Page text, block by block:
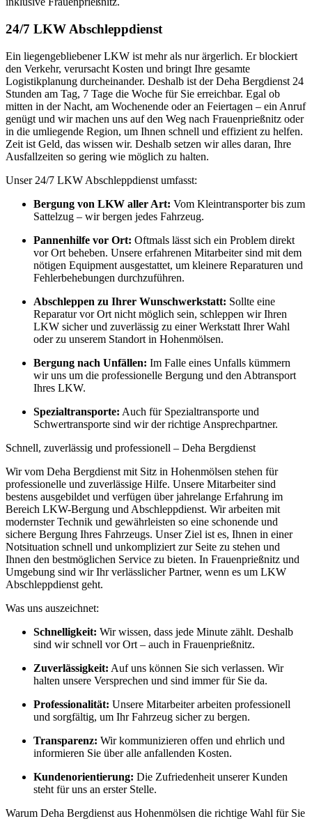
24/7 LKW Abschleppdienst
Ein liegengebliebener LKW ist mehr als nur ärgerlich. Er blockiert
den Verkehr, verursacht Kosten und bringt Ihre gesamte
Logistikplanung durcheinander. Deshalb ist der Deha Bergdienst 24
Stunden am Tag, 7 Tage die Woche für Sie erreichbar. Egal ob
mitten in der Nacht, am Wochenende oder an Feiertagen – ein Anruf
genügt und wir machen uns auf den Weg nach Frauenprießnitz oder
in die umliegende Region, um Ihnen schnell und effizient zu helfen.
Zeit ist Geld, das wissen wir. Deshalb setzen wir alles daran, Ihre
Ausfallzeiten so gering wie möglich zu halten.
Unser 24/7 LKW Abschleppdienst umfasst:
Bergung von LKW aller Art: Vom Kleintransporter bis zum
Sattelzug – wir bergen jedes Fahrzeug.
Pannenhilfe vor Ort: Oftmals lässt sich ein Problem direkt
vor Ort beheben. Unsere erfahrenen Mitarbeiter sind mit dem
nötigen Equipment ausgestattet, um kleinere Reparaturen und
Fehlerbehebungen durchzuführen.
Abschleppen zu Ihrer Wunschwerkstatt: Sollte eine
Reparatur vor Ort nicht möglich sein, schleppen wir Ihren
LKW sicher und zuverlässig zu einer Werkstatt Ihrer Wahl
oder zu unserem Standort in Hohenmölsen.
Bergung nach Unfällen: Im Falle eines Unfalls kümmern
wir uns um die professionelle Bergung und den Abtransport
Ihres LKW.
Spezialtransporte: Auch für Spezialtransporte und
Schwertransporte sind wir der richtige Ansprechpartner.
Schnell, zuverlässig und professionell – Deha Bergdienst
Wir vom Deha Bergdienst mit Sitz in Hohenmölsen stehen für
professionelle und zuverlässige Hilfe. Unsere Mitarbeiter sind
bestens ausgebildet und verfügen über jahrelange Erfahrung im
Bereich LKW-Bergung und Abschleppdienst. Wir arbeiten mit
modernster Technik und gewährleisten so eine schonende und
sichere Bergung Ihres Fahrzeugs. Unser Ziel ist es, Ihnen in einer
Notsituation schnell und unkompliziert zur Seite zu stehen und
Ihnen den bestmöglichen Service zu bieten. In Frauenprießnitz und
Umgebung sind wir Ihr verlässlicher Partner, wenn es um LKW
Abschleppdienst geht.
Was uns auszeichnet:
Schnelligkeit: Wir wissen, dass jede Minute zählt. Deshalb
sind wir schnell vor Ort – auch in Frauenprießnitz.
Zuverlässigkeit: Auf uns können Sie sich verlassen. Wir
halten unsere Versprechen und sind immer für Sie da.
Professionalität: Unsere Mitarbeiter arbeiten professionell
und sorgfältig, um Ihr Fahrzeug sicher zu bergen.
Transparenz: Wir kommunizieren offen und ehrlich und
informieren Sie über alle anfallenden Kosten.
Kundenorientierung: Die Zufriedenheit unserer Kunden
steht für uns an erster Stelle.
Warum Deha Bergdienst aus Hohenmölsen die richtige Wahl für Sie